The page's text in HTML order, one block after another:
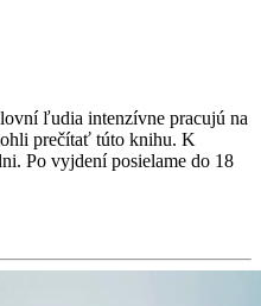
ľudia intenzívne pracujú na
prečítať túto knihu. K
Po vyjdení posielame do 18